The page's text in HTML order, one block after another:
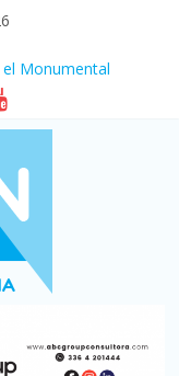
julio: bajó un 12,6%
Monumental
décadas y ya
el sector
y consumo
el país, un 5,9%